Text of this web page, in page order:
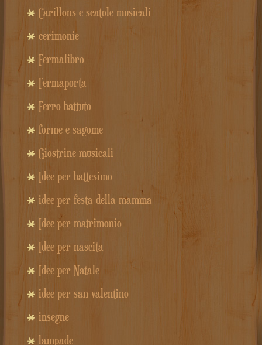
Carillons e scatole musicali
cerimonie
Fermalibro
Fermaporta
Ferro battuto
forme e sagome
Giostrine musicali
Idee per battesimo
idee per festa della mamma
Idee per matrimonio
Idee per nascita
Idee per Natale
idee per san valentino
insegne
lampade